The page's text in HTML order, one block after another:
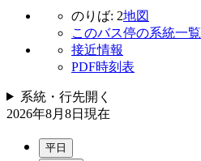
のりば: 2地図
このバス停の系統一覧
接近情報
PDF時刻表
系統・行先開く
2026年8月8日 現在
平日